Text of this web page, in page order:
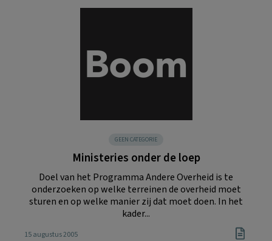
GEEN CATEGORIE
Ministeries onder de loep
Doel van het Programma Andere Overheid is te
onderzoeken op welke terreinen de overheid moet
sturen en op welke manier zij dat moet doen. In het
kader...
15 augustus 2005